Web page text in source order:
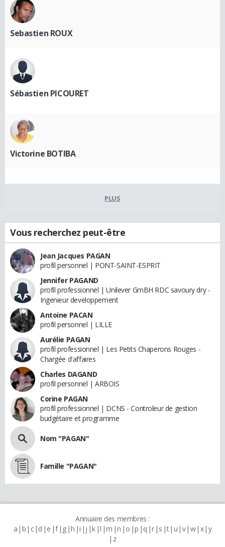
Sebastien ROUX
Sébastien PICOURET
Victorine BOTIBA
PLUS
Vous recherchez peut-être
Jean Jacques PAGAN
profil personnel | PONT-SAINT-ESPRIT
Jennifer PAGAND
profil professionnel | Unilever GmBH RDC savoury dry -
Ingenieur developpement
Antoine PACAN
profil personnel | LILLE
Aurélie PAGAN
profil professionnel | Les Petits Chaperons Rouges -
Chargée d'affaires
Charles DAGAND
profil personnel | ARBOIS
Corine PAGAN
profil professionnel | DCNS - Controleur de gestion
budgétaire et programme
Nom "PAGAN"
Famille "PAGAN"
Annuaire des membres :
a b c d e f g h i j k l m n o p q r s t u v w x y
z